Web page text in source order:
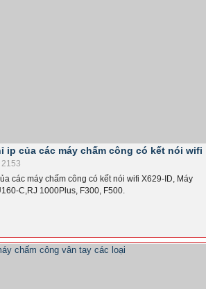
ip của các máy chấm công có kết nói wifi
2153
các máy chấm công có kết nói wifi X629-ID, Máy
C,RJ 1000Plus, F300, F500.